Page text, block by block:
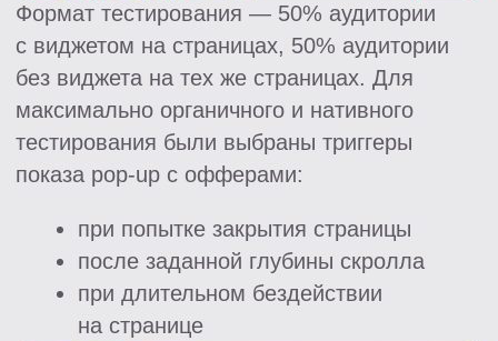
41%
40,69%
На 40,69% выросло количество
уникальных кликов, а также CR
вырос на 33%, что в
одобренных заявок на 50%